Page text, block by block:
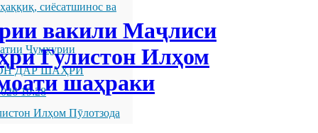
сиёсатшинос ва
Ҷумҳурии
ДАР ШАҲРИ
19:28
Илҳом Пӯлотзода
вакили Маҷлиси
Гулистон Илҳом
шаҳраки